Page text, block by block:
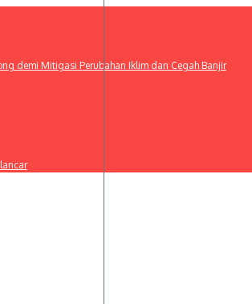
demi Mitigasi Perubahan Iklim dan Cegah Banjir